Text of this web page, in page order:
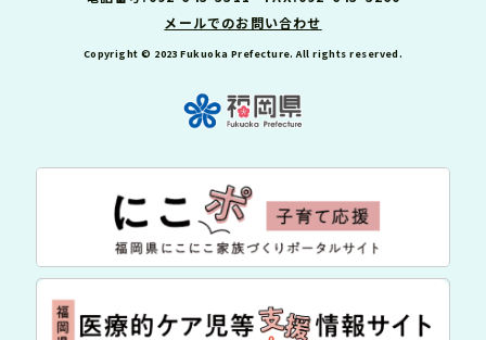
メールでのお問い合わせ
Copyright © 2023 Fukuoka Prefecture. All rights reserved.